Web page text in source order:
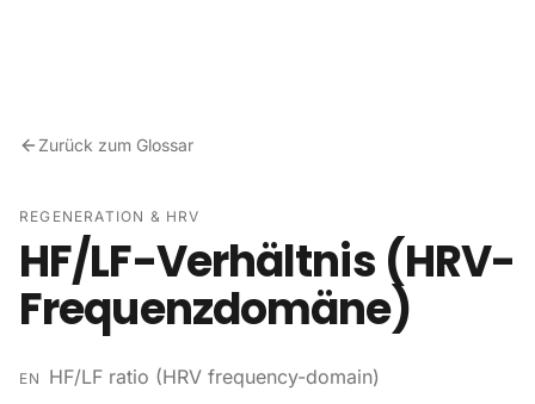
Zurück zum Glossar
REGENERATION & HRV
HF/LF-Verhältnis (HRV-
Frequenzdomäne)
EN HF/LF ratio (HRV frequency-domain)